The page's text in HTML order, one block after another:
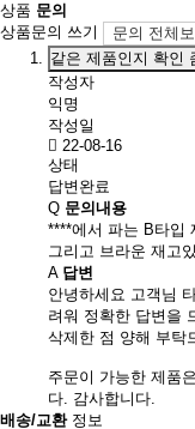
상품 문의
상품문의 쓰기
문의 전체
같은 제품인지 확인
작성자
익명
작성일
22-08-16
상태
답변완료
Q 문의내용
****에서 파는 B타입
그리고 브라운 재고
A 답변
안녕하세요 고객님
려워 정확한 답변을
삭제한 점 양해 부탁
주문이 가능한 제품
다. 감사합니다.
배송/교환정보